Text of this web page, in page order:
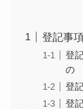
登記事
登
の
登
登